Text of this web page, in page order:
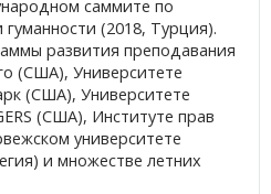
саммите по
(2018, Турция).
развития преподавания
(США), Университете
(США), Университете
(США), Институте прав
университете
и множестве летних